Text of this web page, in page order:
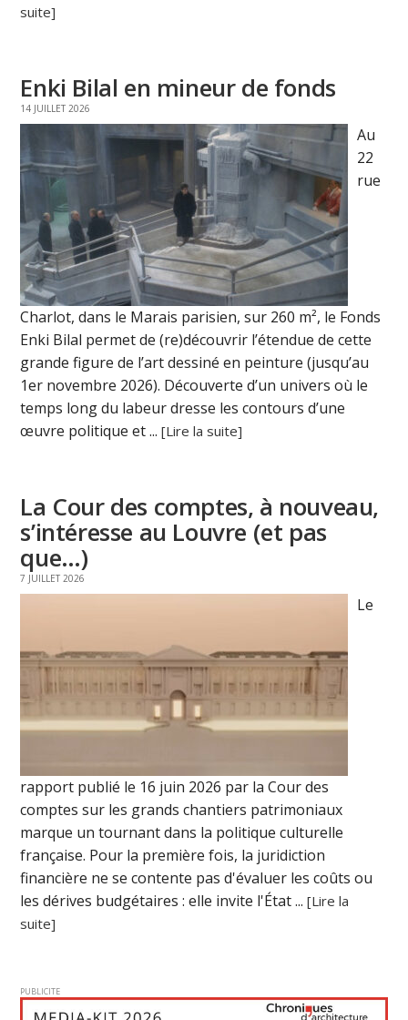
suite]
Enki Bilal en mineur de fonds
14 JUILLET 2026
Au
22
rue
Charlot, dans le Marais parisien, sur 260 m², le Fonds
Enki Bilal permet de (re)découvrir l’étendue de cette
grande figure de l’art dessiné en peinture (jusqu’au
1er novembre 2026). Découverte d’un univers où le
temps long du labeur dresse les contours d’une
œuvre politique et ...[Lire la suite]
La Cour des comptes, à nouveau,
s’intéresse au Louvre (et pas
que…)
7 JUILLET 2026
Le
rapport publié le 16 juin 2026 par la Cour des
comptes sur les grands chantiers patrimoniaux
marque un tournant dans la politique culturelle
française. Pour la première fois, la juridiction
financière ne se contente pas d'évaluer les coûts ou
les dérives budgétaires : elle invite l'État ...[Lire la
suite]
PUBLICITE